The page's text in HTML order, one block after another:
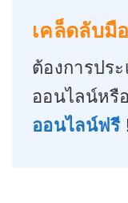
เคล็ดลับมื
ต้องการปร
ออนไลน์หรื
ออนไลน์ฟรี